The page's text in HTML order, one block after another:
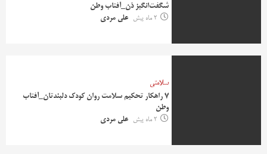
شگفت‌انگیز ذن_آفتاب وطن
2 ماه پیش
علی مردی
سلامتی
۷ راهکار تحکیم سلامت روان کودک دلبندتان_آفتاب
وطن
2 ماه پیش
علی مردی